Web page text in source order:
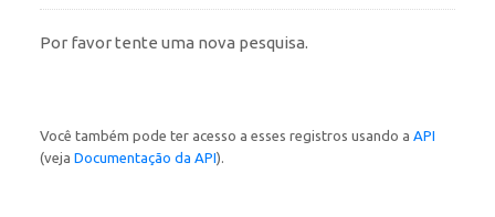
Por favor tente uma nova pesquisa.
Você também pode ter acesso a esses registros usando a API
(veja Documentação da API).